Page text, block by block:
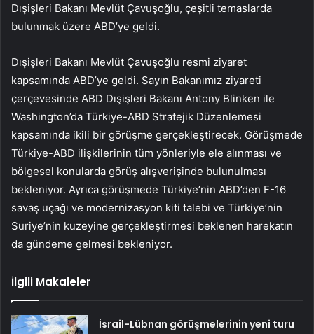
Dışişleri Bakanı Mevlüt Çavuşoğlu, çeşitli temaslarda
bulunmak üzere ABD’ye geldi.
Dışişleri Bakanı Mevlüt Çavuşoğlu resmi ziyaret
kapsamında ABD’ye geldi. Sayın Bakanımız ziyareti
çerçevesinde ABD Dışişleri Bakanı Antony Blinken ile
Washington’da Türkiye-ABD Stratejik Düzenlemesi
kapsamında ikili bir görüşme gerçekleştirecek. Görüşmede
Türkiye-ABD ilişkilerinin tüm yönleriyle ele alınması ve
bölgesel konularda görüş alışverişinde bulunulması
bekleniyor. Ayrıca görüşmede Türkiye’nin ABD’den F-16
savaş uçağı ve modernizasyon kiti talebi ve Türkiye’nin
Suriye’nin kuzeyine gerçekleştirmesi beklenen harekatın
da gündeme gelmesi bekleniyor.
İlgili Makaleler
İsrail-Lübnan görüşmelerinin yeni turu